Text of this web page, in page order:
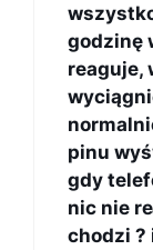
godzinę
reaguje,
pinu
gdy
nic nie
chodzi ?